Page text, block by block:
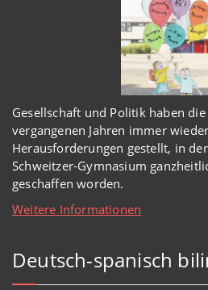
Gesellschaft und Politik haben
vergangenen Jahren immer
Herausforderungen gestellt, in
Schweitzer-Gymnasium ganzheitl
geschaffen worden.
Weitere Informationen
Deutsch-spanisch